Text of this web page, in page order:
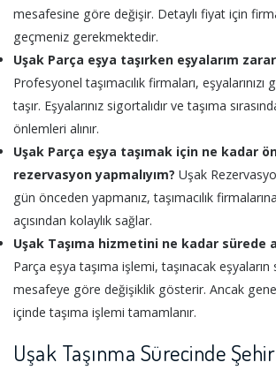
mesafesine göre değişir. Detaylı fiyat için
geçmeniz gerekmektedir.
Uşak Parça eşya taşırken eşyalarım
Profesyonel taşımacılık firmaları,
taşır. Eşyalarınız sigortalıdır ve taşıma
önlemleri alınır.
Uşak Parça eşya taşımak için ne kadar
rezervasyon yapmalıyım? Uşak
gün önceden yapmanız, taşımacılık
açısından kolaylık sağlar.
Uşak Taşıma hizmetini ne kadar sürede
Parça eşya taşıma işlemi, taşınacak eşyaların
mesafeye göre değişiklik gösterir. Ancak
içinde taşıma işlemi tamamlanır.
Uşak Taşınma Sürecinde Şehir